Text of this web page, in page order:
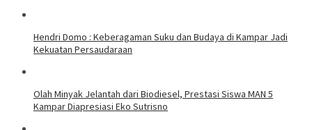
Hendri Domo : Keberagaman Suku dan Budaya di Kampar Jadi
Kekuatan Persaudaraan
Olah Minyak Jelantah dari Biodiesel, Prestasi Siswa MAN 5
Kampar Diapresiasi Eko Sutrisno